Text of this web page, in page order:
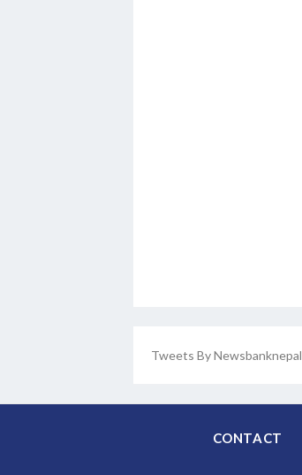
Tweets By Newsbanknepal
CONTACT